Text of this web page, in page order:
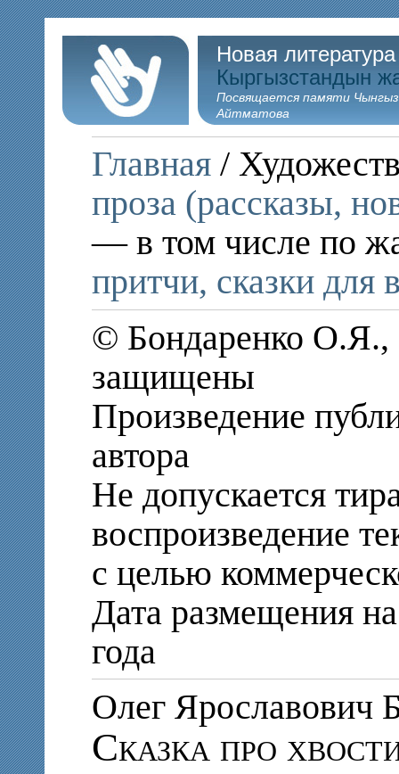
Новая
Кыргызстандын
Посвящается памяти
Айтматова
Главная /
проза (рассказы,
— в том числе по
притчи, сказки для
© Бондаренко О.Я.,
защищены
Произведение
автора
Не допускается
воспроизведение
с целью
Дата размещения
года
Олег
Сказка про